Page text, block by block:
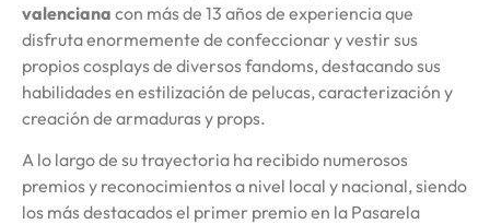
valenciana con más de 13 años de experiencia que
disfruta enormemente de confeccionar y vestir sus
propios cosplays de diversos fandoms, destacando sus
habilidades en estilización de pelucas, caracterización y
creación de armaduras y props.
A lo largo de su trayectoria ha recibido numerosos
premios y reconocimientos a nivel local y nacional, siendo
los más destacados el primer premio en la Pasarela